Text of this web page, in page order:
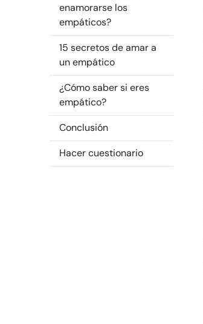
enamorarse los
empáticos?
15 secretos de amar a
un empático
¿Cómo saber si eres
empático?
Conclusión
Hacer cuestionario